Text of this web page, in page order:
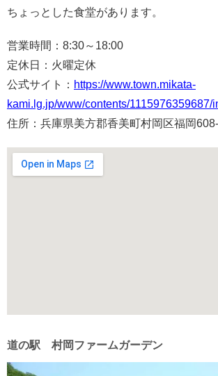
ちょっとした食堂があります。
営業時間：8:30～18:00
定休日：火曜定休
公式サイト： https://www.town.mikata-
kami.lg.jp/www/contents/1115976359687/
住所：兵庫県美方郡香美町村岡区福岡
道の駅 村岡ファームガーデン